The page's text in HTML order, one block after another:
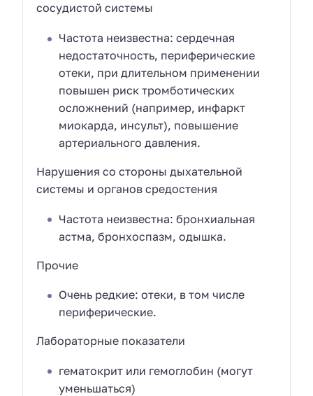
сосудистой системы
Частота неизвестна: сердечная
недостаточность, периферические
отеки, при длительном применении
повышен риск тромботических
осложнений (например, инфаркт
миокарда, инсульт), повышение
артериального давления.
Нарушения со стороны дыхательной
системы и органов средостения
Частота неизвестна: бронхиальная
астма, бронхоспазм, одышка.
Прочие
Очень редкие: отеки, в том числе
периферические.
Лабораторные показатели
гематокрит или гемоглобин (могут
уменьшаться)